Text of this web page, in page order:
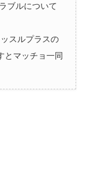
ブルについて
スルプラスの
とマッチョ一同